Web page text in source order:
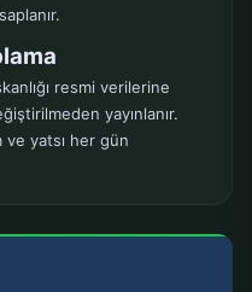
resmi verilerine
yayınlanır.
yatsı her gün